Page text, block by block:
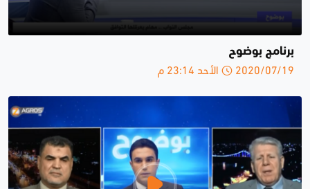
برنامج بوضوح
2020/07/19 الأحد 23:14 م